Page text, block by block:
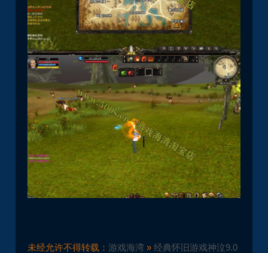
未经允许不得转载：游戏海湾 »经典怀旧游戏神泣9.0